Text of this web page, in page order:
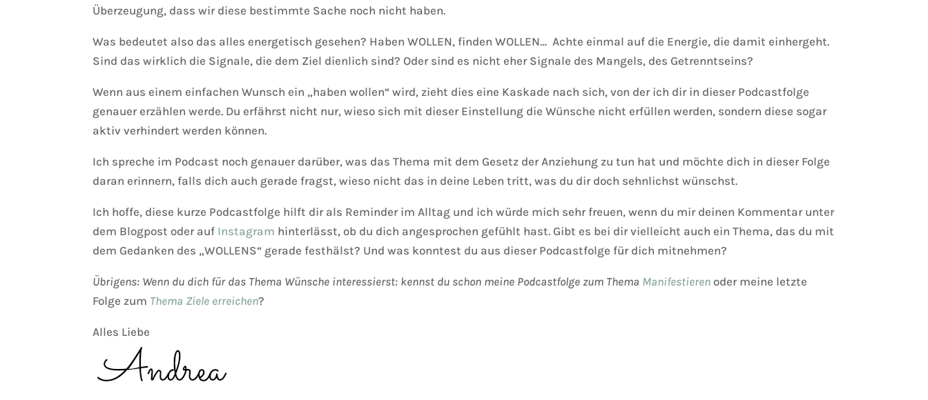
Überzeugung, dass wir diese bestimmte Sache noch nicht haben.
Was bedeutet also das alles energetisch gesehen? Haben WOLLEN, finden WOLLEN… Achte einmal auf die Energie, die damit einhergeht.
Sind das wirklich die Signale, die dem Ziel dienlich sind? Oder sind es nicht eher Signale des Mangels, des Getrenntseins?
Wenn aus einem einfachen Wunsch ein „haben wollen“ wird, zieht dies eine Kaskade nach sich, von der ich dir in dieser Podcastfolge
genauer erzählen werde. Du erfährst nicht nur, wieso sich mit dieser Einstellung die Wünsche nicht erfüllen werden, sondern diese sogar
aktiv verhindert werden können.
Ich spreche im Podcast noch genauer darüber, was das Thema mit dem Gesetz der Anziehung zu tun hat und möchte dich in dieser Folge
daran erinnern, falls dich auch gerade fragst, wieso nicht das in deine Leben tritt, was du dir doch sehnlichst wünschst.
Ich hoffe, diese kurze Podcastfolge hilft dir als Reminder im Alltag und ich würde mich sehr freuen, wenn du mir deinen Kommentar unter
dem Blogpost oder auf Instagram hinterlässt, ob du dich angesprochen gefühlt hast. Gibt es bei dir vielleicht auch ein Thema, das du mit
dem Gedanken des „WOLLENS“ gerade festhälst? Und was konntest du aus dieser Podcastfolge für dich mitnehmen?
Übrigens: Wenn du dich für das Thema Wünsche interessierst: kennst du schon meine Podcastfolge zum Thema Manifestieren oder meine letzte
Folge zum Thema Ziele erreichen?
Alles Liebe